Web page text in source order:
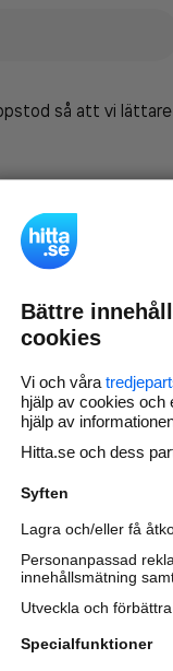
så att vi
Bättre
cookies
Vi och våra
hjälp av cookies och
hjälp av
Hitta.se och dess
Syften
Lagra och/eller få
Personanpassad
innehållsmätning
Utveckla och
Specialfunktioner